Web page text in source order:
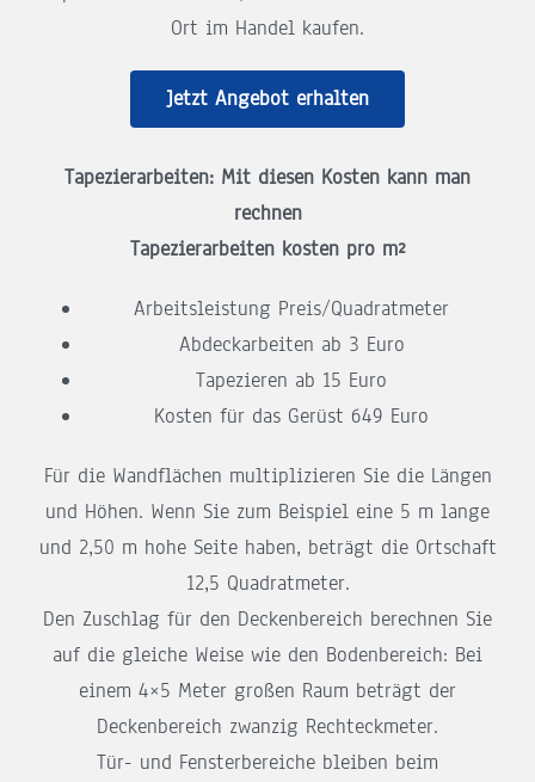
Jetzt Angebot erhalten
Ort im Handel kaufen.
Tapezierarbeiten: Mit diesen Kosten kann man
rechnen
Tapezierarbeiten kosten pro m²
Arbeitsleistung Preis/Quadratmeter
Abdeckarbeiten ab 3 Euro
Tapezieren ab 15 Euro
Kosten für das Gerüst 649 Euro
Für die Wandflächen multiplizieren Sie die Längen
und Höhen. Wenn Sie zum Beispiel eine 5 m lange
und 2,50 m hohe Seite haben, beträgt die Ortschaft
12,5 Quadratmeter.
Den Zuschlag für den Deckenbereich berechnen Sie
auf die gleiche Weise wie den Bodenbereich: Bei
einem 4×5 Meter großen Raum beträgt der
Deckenbereich zwanzig Rechteckmeter.
Tür- und Fensterbereiche bleiben beim